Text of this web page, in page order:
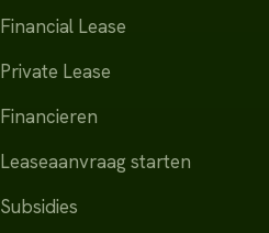
Financial Lease
Private Lease
Financieren
Leaseaanvraag starten
Subsidies